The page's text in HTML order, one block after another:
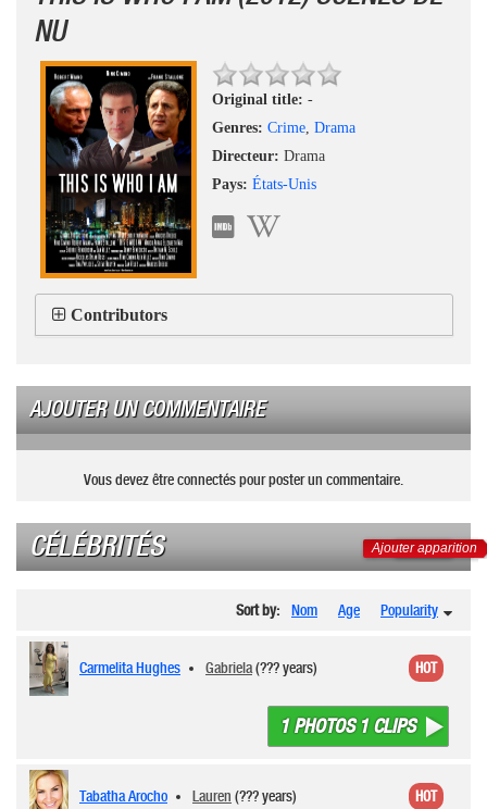
NU
Original title: -
Genres: Crime, Drama
Directeur: Drama
Pays: États-Unis
Contributors
AJOUTER UN COMMENTAIRE
Vous devez être connectés pour poster un commentaire.
CÉLÉBRITÉS Ajouter apparition
Sort by: Nom Age Popularity
Carmelita Hughes Gabriela(??? years)
1 PHOTOS 1 CLIPS
HOT
Tabatha Arocho Lauren (??? years) HOT